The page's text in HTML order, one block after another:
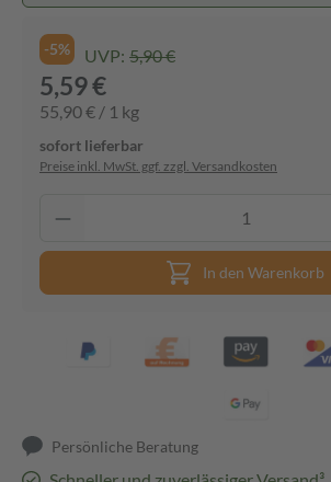
-5% UVP: 5,90 €
5,59 €
55,90 € / 1 kg
sofort lieferbar
Preise inkl. MwSt. ggf. zzgl. Versandkosten
In den Warenkorb
Persönliche Beratung